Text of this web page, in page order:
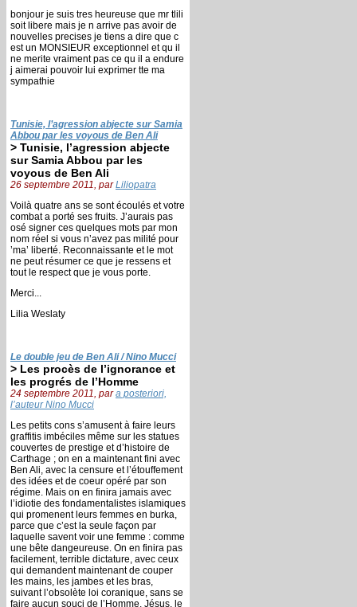
bonjour je suis tres heureuse que mr tlili
soit libere mais je n arrive pas avoir de
nouvelles precises je tiens a dire que c
est un MONSIEUR exceptionnel et qu il
ne merite vraiment pas ce qu il a endure
j aimerai pouvoir lui exprimer tte ma
sympathie
Tunisie, l’agression abjecte sur Samia
Abbou par les voyous de Ben Ali
> Tunisie, l’agression abjecte
sur Samia Abbou par les
voyous de Ben Ali
26 septembre 2011, parLiliopatra
Voilà quatre ans se sont écoulés et votre
combat a porté ses fruits. J’aurais pas
osé signer ces quelques mots par mon
nom réel si vous n’avez pas milité pour
’ma’ liberté. Reconnaissante et le mot
ne peut résumer ce que je ressens et
tout le respect que je vous porte.
Merci...
Lilia Weslaty
Le double jeu de Ben Ali / Nino Mucci
> Les procès de l’ignorance et
les progrés de l’Homme
24 septembre 2011, para posteriori,
l’auteur Nino Mucci
Les petits cons s’amusent à faire leurs
graffitis imbéciles même sur les statues
couvertes de prestige et d’histoire de
Carthage ; on en a maintenant fini avec
Ben Ali, avec la censure et l’étouffement
des idées et de coeur opéré par son
régime. Mais on en finira jamais avec
l’idiotie des fondamentalistes islamiques
qui promenent leurs femmes en burka,
parce que c’est la seule façon par
laquelle savent voir une femme : comme
une bête dangeureuse. On en finira pas
facilement, terrible dictature, avec ceux
qui demandent maintenant de couper
les mains, les jambes et les bras,
suivant l’obsolète loi coranique, sans se
faire aucun souci de l’Homme. Jésus, le